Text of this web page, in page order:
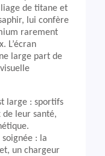
de titane et
lui confère
rarement
L’écran
large part de
large : sportifs
de leur santé,
soignée : la
un chargeur